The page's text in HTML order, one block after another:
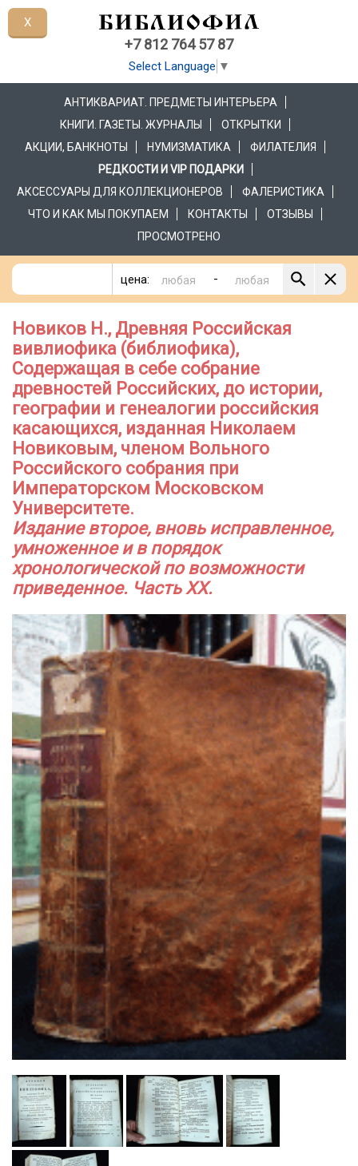
+7 812 764 57 87
Select Language ▼
АНТИКВАРИАТ. ПРЕДМЕТЫ ИНТЕРЬЕРА
КНИГИ. ГАЗЕТЫ. ЖУРНАЛЫ
ОТКРЫТКИ
АКЦИИ, БАНКНОТЫ
НУМИЗМАТИКА
ФИЛАТЕЛИЯ
РЕДКОСТИ И VIP ПОДАРКИ
АКСЕССУАРЫ ДЛЯ КОЛЛЕКЦИОНЕРОВ
ФАЛЕРИСТИКА
ЧТО И КАК МЫ ПОКУПАЕМ
КОНТАКТЫ
ОТЗЫВЫ
ПРОСМОТРЕНО
цена: -
Новиков Н., Древняя Российская
вивлиофика (библиофика),
Содержащая в себе собрание
древностей Российских, до истории,
географии и генеалогии российския
касающихся, изданная Николаем
Новиковым, членом Вольного
Российского собрания при
Императорском Московском
Университете.
Издание второе, вновь исправленное,
умноженное и в порядок
хронологической по возможности
приведенное. Часть ХХ.
X